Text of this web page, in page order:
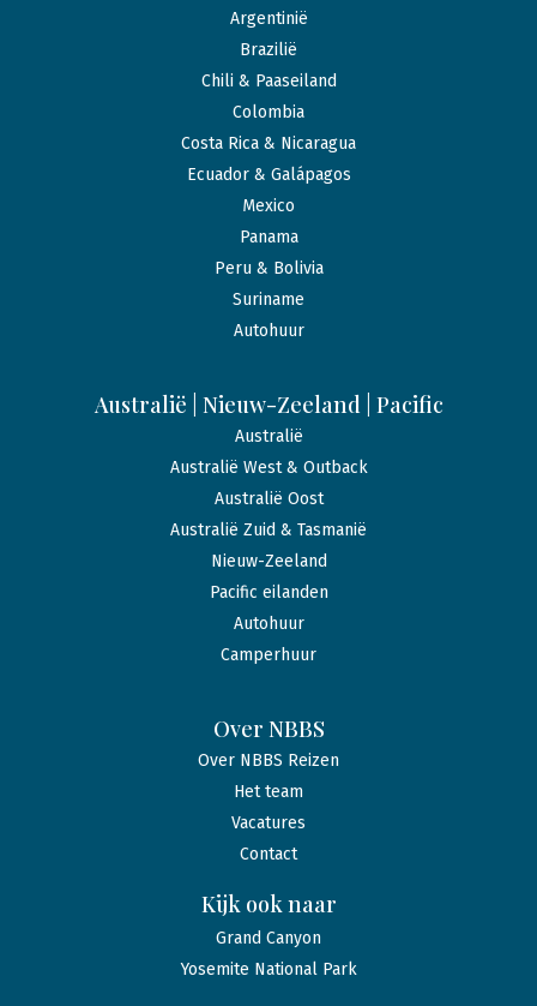
Argentinië
Brazilië
Chili & Paaseiland
Colombia
Costa Rica & Nicaragua
Ecuador & Galápagos
Mexico
Panama
Peru & Bolivia
Suriname
Autohuur
Australië | Nieuw-Zeeland | Pacific
Australië
Australië West & Outback
Australië Oost
Australië Zuid & Tasmanië
Nieuw-Zeeland
Pacific eilanden
Autohuur
Camperhuur
Over NBBS
Over NBBS Reizen
Het team
Vacatures
Contact
Kijk ook naar
Grand Canyon
Yosemite National Park